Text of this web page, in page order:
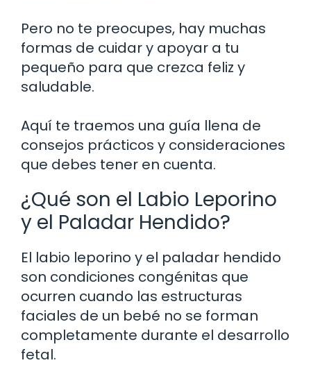
Pero no te preocupes, hay muchas
formas de cuidar y apoyar a tu
pequeño para que crezca feliz y
saludable.
Aquí te traemos una guía llena de
consejos prácticos y consideraciones
que debes tener en cuenta.
¿Qué son el Labio Leporino
y el Paladar Hendido?
El labio leporino y el paladar hendido
son condiciones congénitas que
ocurren cuando las estructuras
faciales de un bebé no se forman
completamente durante el desarrollo
fetal.